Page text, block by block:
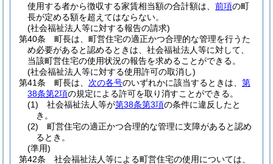
使用する者から徴収する家賃相当額の合計額は、 前項の町
長が定める額を超えてはならない。
(社会福祉法人等に対する報告の請求)
第40条
町長は、町営住宅の適正かつ合理的な管理を行うた
め必要があると認めるときは、社会福祉法人等に対して、
当該町営住宅の使用状況の報告を求めることができる。
(社会福祉法人等に対する使用許可の取消し)
第41条
町長は、 次の各号のいずれかに該当するときは、 第
38条第2項の規定による許可を取り消すことができる。
(1)
社会福祉法人等が第38条第3項の条件に違反したと
き。
(2)
町営住宅の適正かつ合理的な管理に支障があると認め
るとき。
(準用)
第42条
社会福祉法人等による町営住宅の使用については、